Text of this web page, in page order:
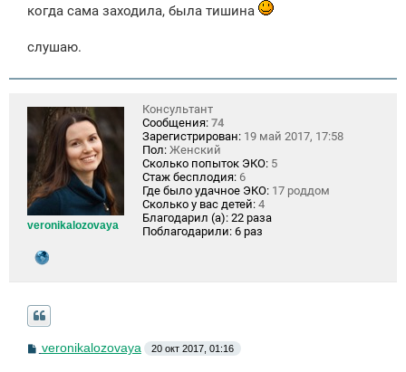
когда сама заходила, была тишина
слушаю.
veronikalozovaya
Консультант
Сообщения: 74
Зарегистрирован: 19 май 2017, 17:58
Пол: Женский
Сколько попыток ЭКО: 5
Стаж бесплодия: 6
Где было удачное ЭКО: 17 роддом
Сколько у вас детей: 4
Благодарил (а): 22 раза
Поблагодарили: 6 раз
С
о
veronikalozovaya 20 окт 2017, 01:16